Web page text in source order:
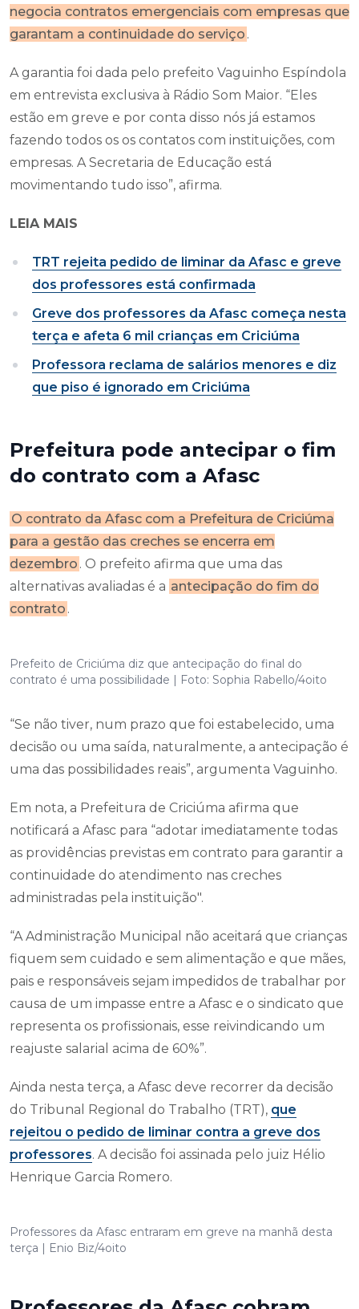
negocia contratos emergenciais com empresas que
garantam a continuidade do serviço .
A garantia foi dada pelo prefeito Vaguinho Espíndola
em entrevista exclusiva à Rádio Som Maior. “Eles
estão em greve e por conta disso nós já estamos
fazendo todos os os contatos com instituições, com
empresas. A Secretaria de Educação está
movimentando tudo isso”, afirma.
LEIA MAIS
TRT rejeita pedido de liminar da Afasc e greve
dos professores está confirmada
Greve dos professores da Afasc começa nesta
terça e afeta 6 mil crianças em Criciúma
Professora reclama de salários menores e diz
que piso é ignorado em Criciúma
Prefeitura pode antecipar o fim
do contrato com a Afasc
O contrato da Afasc com a Prefeitura de Criciúma
para a gestão das creches se encerra em
dezembro . O prefeito afirma que uma das
alternativas avaliadas é a antecipação do fim do
contrato .
Prefeito de Criciúma diz que antecipação do final do
contrato é uma possibilidade | Foto: Sophia Rabello/4oito
“Se não tiver, num prazo que foi estabelecido, uma
decisão ou uma saída, naturalmente, a antecipação é
uma das possibilidades reais”, argumenta Vaguinho.
Em nota, a Prefeitura de Criciúma afirma que
notificará a Afasc para “adotar imediatamente todas
as providências previstas em contrato para garantir a
continuidade do atendimento nas creches
administradas pela instituição".
“A Administração Municipal não aceitará que crianças
fiquem sem cuidado e sem alimentação e que mães,
pais e responsáveis sejam impedidos de trabalhar por
causa de um impasse entre a Afasc e o sindicato que
representa os profissionais, esse reivindicando um
reajuste salarial acima de 60%”.
Ainda nesta terça, a Afasc deve recorrer da decisão
do Tribunal Regional do Trabalho (TRT), que
rejeitou o pedido de liminar contra a greve dos
professores. A decisão foi assinada pelo juiz Hélio
Henrique Garcia Romero.
Professores da Afasc entraram em greve na manhã desta
terça | Enio Biz/4oito